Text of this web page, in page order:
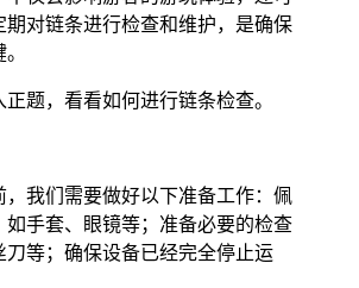
期对链条进行检查和维护，是确保
题，看看如何进行链条检查。
，我们需要做好以下准备工作：佩
如手套、眼镜等；准备必要的检查
刀等；确保设备已经完全停止运